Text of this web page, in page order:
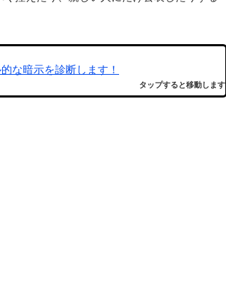
な暗示を診断します！
タップすると移動します